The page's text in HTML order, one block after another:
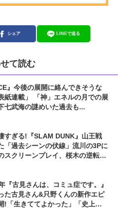
シェア LINEで送る
て読む
』今後の展開に絡んできそうな
紙連載」 「神」エネルの月での展
七武海の謎めいた過去も...
すぎる!『SLAM DUNK』山王戦
「過去シーンの伏線」流川の3Pに
スクリーンプレイ、桜木の逆転シ
『古見さんは、コミュ症です。』
た古見さん&只野くんの新作エピ
!「生きててよかった」「史上最